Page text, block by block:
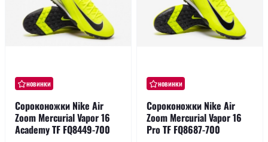
новинки
Сороконожки Nike Air
Zoom Mercurial Vapor 16
Academy TF FQ8449-700
новинки
Сороконожки Nike Air
Zoom Mercurial Vapor 16
Pro TF FQ8687-700